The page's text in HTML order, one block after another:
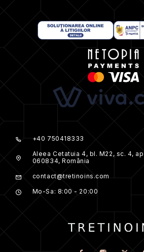
+40 750418333
Aleea Cetatuia 4, bl. M22, sc. 4,
060834, România
contact@tretinoins.com
Mo-Sa: 8:00 - 20:00